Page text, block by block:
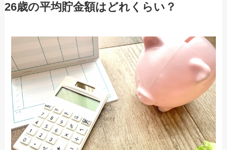
26歳の平均貯金額はどれくらい？